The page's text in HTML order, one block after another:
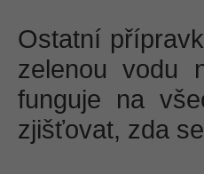
Ostatní
zelenou vodu
funguje na
zjišťovat, zda